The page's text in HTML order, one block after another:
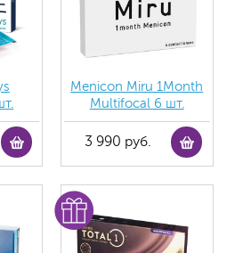
Menicon Miru 1Month
Multifocal 6 шт.
3 990 руб.